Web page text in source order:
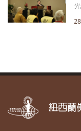
紐西蘭